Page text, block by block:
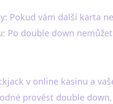
Pokud vám další karta
Po double down
v online kasinu a
provést double